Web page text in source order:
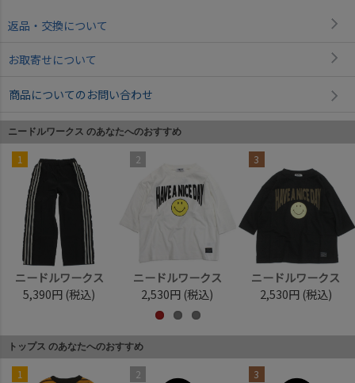
返品・交換について
お取寄せについて
商品についてのお問い合わせ
ニードルワークス のあなたへのおすすめ
1
ニードルワークス
5,390円 (税込)
2
ニードルワークス
2,530円 (税込)
3
ニードルワークス
2,530円 (税込)
トップス のあなたへのおすすめ
1 2 3